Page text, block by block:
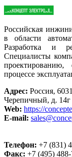
Российская
в области
Разработка и
Специалисты
процессе
Адрес: Россия,
Черепичный, д. 14г
Web: https://
E-mail:
Телефон: +7 (831)
Факс: +7 (495)